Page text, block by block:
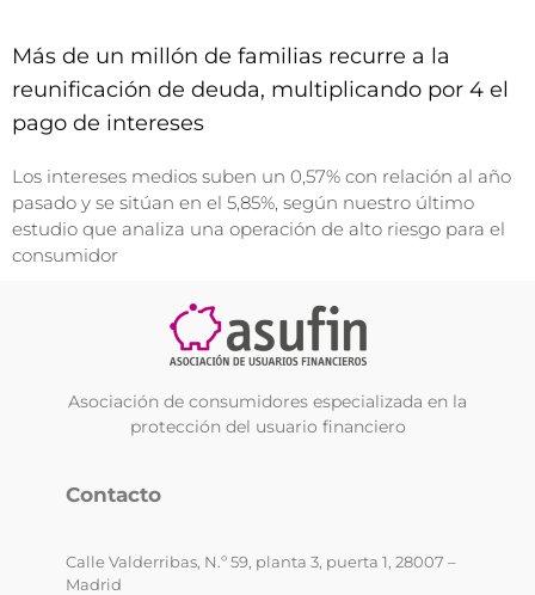
Más de un millón de familias recurre a la
reunificación de deuda, multiplicando por 4 el
pago de intereses
Los intereses medios suben un 0,57% con relación al año
pasado y se sitúan en el 5,85%, según nuestro último
estudio que analiza una operación de alto riesgo para el
consumidor
Asociación de consumidores especializada en la
protección del usuario financiero
Contacto
Calle Valderribas, N.º 59, planta 3, puerta 1, 28007 –
Madrid